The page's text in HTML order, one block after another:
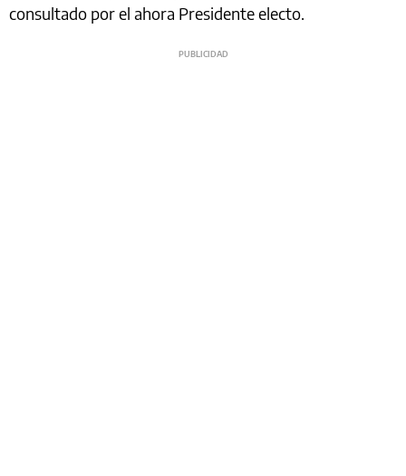
consultado por el ahora Presidente electo.